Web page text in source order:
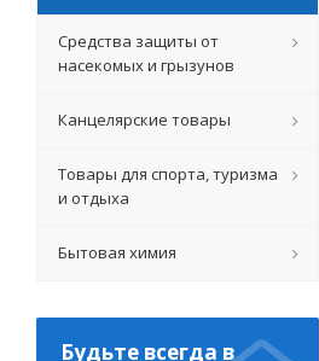
Средства защиты от
насекомых и грызунов
Канцелярские товары
Товары для спорта, туризма
и отдыха
Бытовая химия
Будьте всегда в